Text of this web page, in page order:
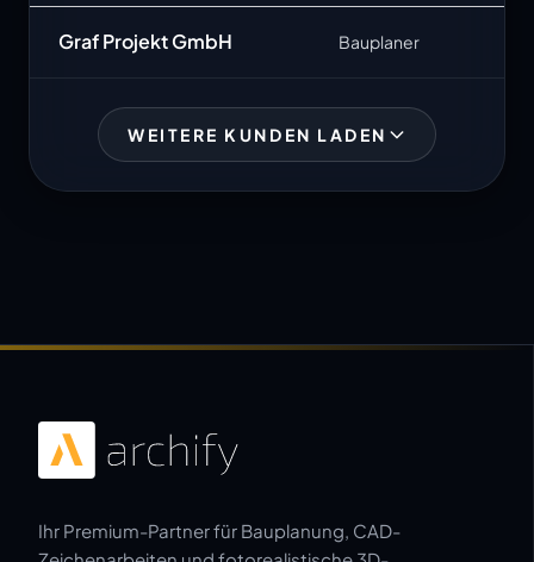
Graf Projekt GmbH Bauplaner
WEITERE KUNDEN LADEN
Ihr Premium-Partner für Bauplanung, CAD-